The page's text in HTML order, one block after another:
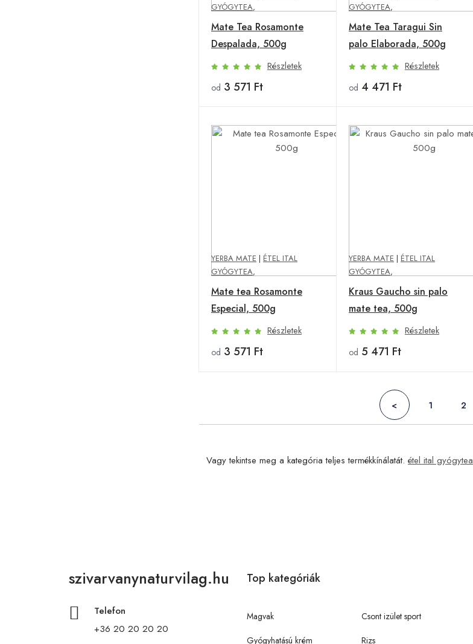
GYÓGYTEA,
Mate Tea Rosamonte
Despalada, 500g
Részletek
od 3 571 Ft
GYÓGYTEA,
Mate Tea Taragui Sin
palo Elaborada, 500g
Részletek
od 4 471 Ft
YERBA MATE | ÉTEL ITAL
GYÓGYTEA,
Mate tea Rosamonte
Especial, 500g
Részletek
od 3 571 Ft
YERBA MATE | ÉTEL ITAL
GYÓGYTEA,
Kraus Gaucho sin palo
mate tea, 500g
Részletek
od 5 471 Ft
< 1 2
Vagy tekintse meg a kategória teljes termékkínálatát. étel ital gyógytea
szivarvanynaturvilag.hu
Telefon
+36 20 20 20 20
Top kategóriák
Magvak
Gyógyhatású krém
Csont izület sport
Rizs